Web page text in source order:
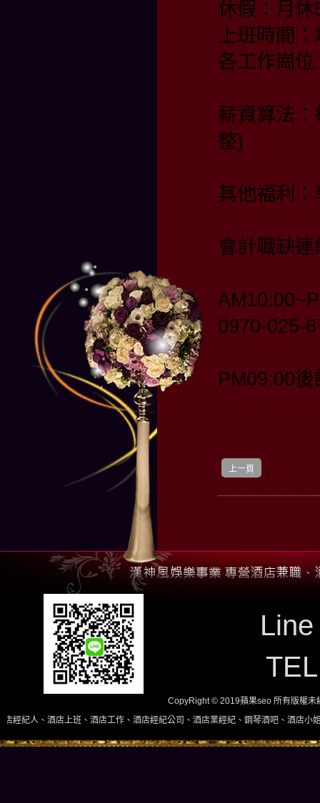
休假：月休
上班時間
各工作崗位
薪資算法
整)
其他福利
會計職缺
0970-025-
PM09:00
上一頁
CopyRight © 2019蘋果seo 所有版權未
、酒店工作、酒店經紀公司、酒店業經紀、鋼琴酒吧、酒店小姐、酒店兼職